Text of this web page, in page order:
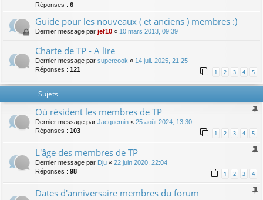
Réponses : 6
Guide pour les nouveaux ( et anciens ) membres :)
Dernier message par jef10 « 10 mars 2013, 09:39
Charte de TP - A lire
Dernier message par supercook « 14 juil. 2025, 21:25
Réponses : 121 1 2 3 4 5
Sujets
Où résident les membres de TP
Dernier message par Jacquemin « 25 août 2024, 13:30
Réponses : 103 1 2 3 4 5
L'âge des membres de TP
Dernier message par Dju « 22 juin 2020, 22:04
Réponses : 98 1 2 3 4
Dates d'anniversaire membres du forum